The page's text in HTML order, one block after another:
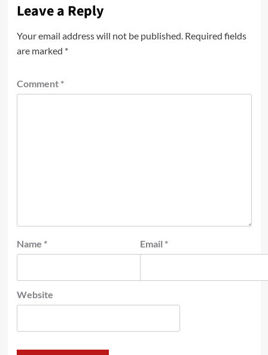
Leave a Reply
Your email address will not be published. Required fields
are marked *
Comment *
Name * Email *
Website